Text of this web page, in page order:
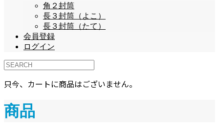
角２封筒
長３封筒（よこ）
長３封筒（たて）
会員登録
ログイン
只今、カートに商品はございません。
商品